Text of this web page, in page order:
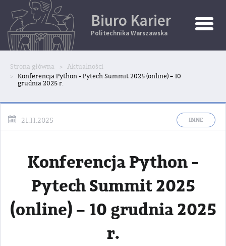
Toggle
Biuro Karier
Politechnika Warszawska
Strona główna
Aktualności
Konferencja Python - Pytech Summit 2025 (online) – 10
grudnia 2025 r.
21.11.2025 INNE
Konferencja Python -
Pytech Summit 2025
(online) – 10 grudnia 2025
r.